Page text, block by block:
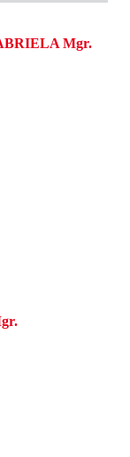
Mgr.